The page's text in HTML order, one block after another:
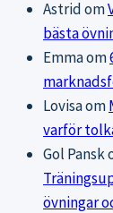
Astridom
bästa
Emmaom
Lovisaom
varför
Gol Pansk
övningar